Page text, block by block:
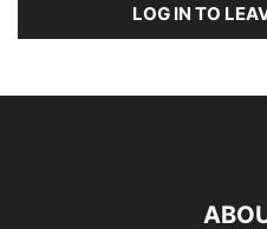
LOG IN TO